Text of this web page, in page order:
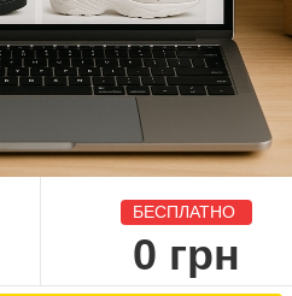
БЕСПЛАТНО
0 грн